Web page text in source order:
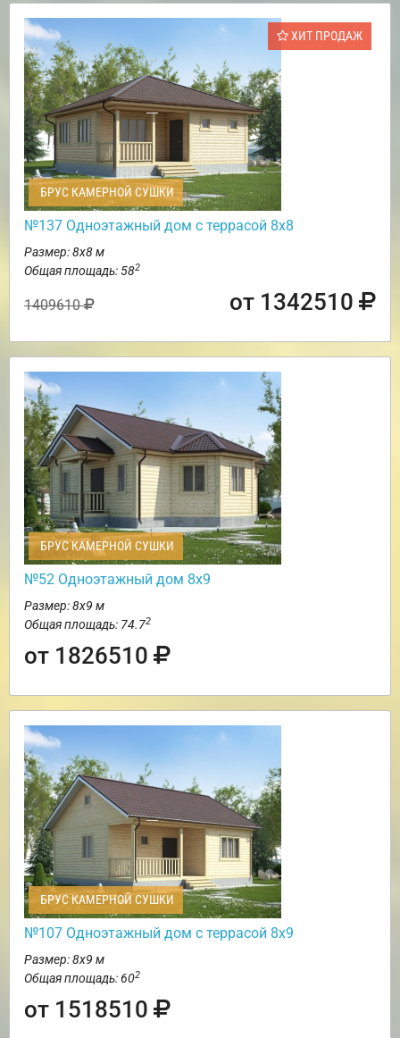
ХИТ ПРОДАЖ
БРУС КАМЕРНОЙ СУШКИ
№137 Одноэтажный дом с террасой 8х8
Размер: 8х8 м
Общая площадь: 582
1409610 от 1342510
БРУС КАМЕРНОЙ СУШКИ
№52 Одноэтажный дом 8х9
Размер: 8х9 м
Общая площадь: 74.72
от 1826510
БРУС КАМЕРНОЙ СУШКИ
№107 Одноэтажный дом с террасой 8х9
Размер: 8х9 м
Общая площадь: 602
от 1518510